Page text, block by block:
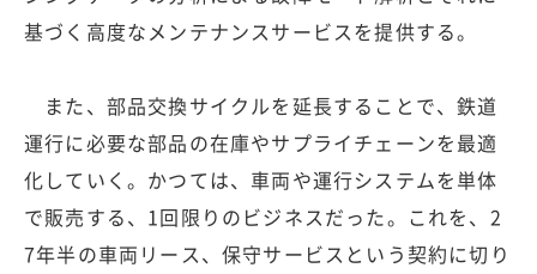
基づく高度なメンテナンスサービスを提供する。
また、部品交換サイクルを延長することで、鉄道
運行に必要な部品の在庫やサプライチェーンを最適
化していく。かつては、車両や運行システムを単体
で販売する、1回限りのビジネスだった。これを、2
7年半の車両リース、保守サービスという契約に切り